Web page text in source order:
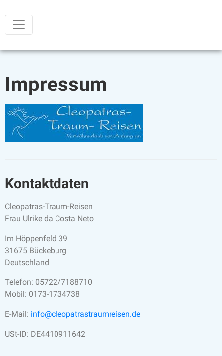
Impressum
Kontaktdaten
Cleopatras-Traum-Reisen
Frau Ulrike da Costa Neto
Im Höppenfeld 39
31675 Bückeburg
Deutschland
Telefon: 05722/7188710
Mobil: 0173-1734738
E-Mail: info@cleopatrastraumreisen.de
USt-ID: DE4410911642